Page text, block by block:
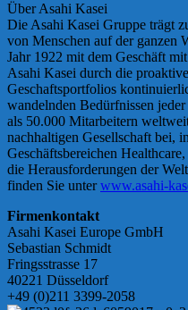
Über Asahi Kasei
Die Asahi Kasei Gruppe trägt
von Menschen auf der ganzen
Jahr 1922 mit dem Geschäft
Asahi Kasei durch die
Geschaftsportfolios
wandelnden Bedürfnissen
als 50.000 Mitarbeitern
nachhaltigen Gesellschaft bei,
Geschäftsbereichen
die Herausforderungen der
finden Sie unterwww.asahi-
Firmenkontakt
Asahi Kasei Europe GmbH
Sebastian Schmidt
Fringsstrasse 17
40221 Düsseldorf
+49 (0)211 3399-2058